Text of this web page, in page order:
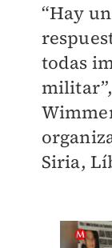
“Hay
todas
Siria,